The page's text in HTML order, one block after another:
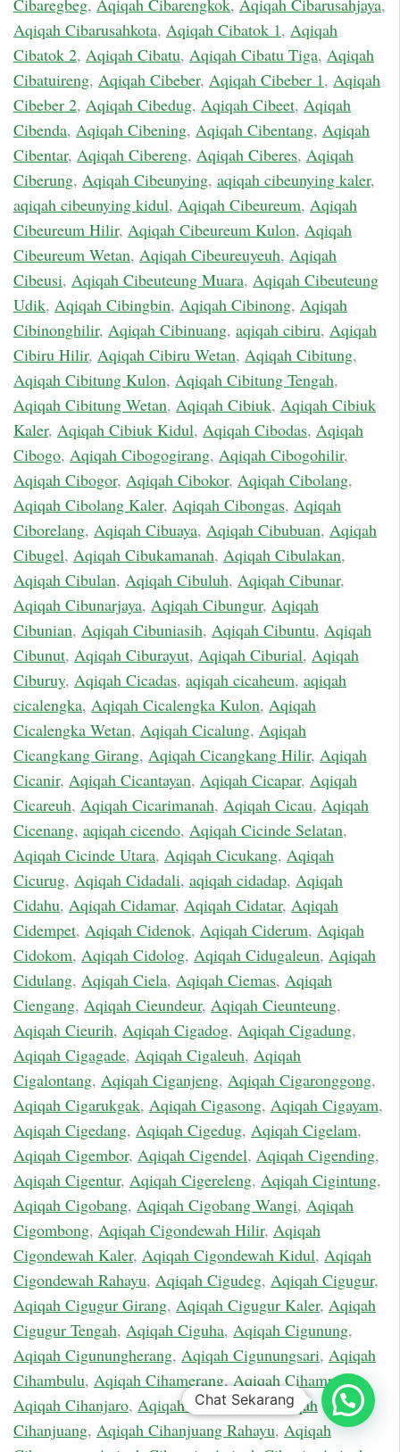
Cibaregbeg, Aqiqah Cibarengkok, Aqiqah Cibarusahjaya,
Aqiqah Cibarusahkota, Aqiqah Cibatok 1, Aqiqah
Cibatok 2, Aqiqah Cibatu, Aqiqah Cibatu Tiga, Aqiqah
Cibatuireng, Aqiqah Cibeber, Aqiqah Cibeber 1, Aqiqah
Cibeber 2, Aqiqah Cibedug, Aqiqah Cibeet, Aqiqah
Cibenda, Aqiqah Cibening, Aqiqah Cibentang, Aqiqah
Cibentar, Aqiqah Cibereng, Aqiqah Ciberes, Aqiqah
Ciberung, Aqiqah Cibeunying, aqiqah cibeunying kaler,
aqiqah cibeunying kidul, Aqiqah Cibeureum, Aqiqah
Cibeureum Hilir, Aqiqah Cibeureum Kulon, Aqiqah
Cibeureum Wetan, Aqiqah Cibeureuyeuh, Aqiqah
Cibeusi, Aqiqah Cibeuteung Muara, Aqiqah Cibeuteung
Udik, Aqiqah Cibingbin, Aqiqah Cibinong, Aqiqah
Cibinonghilir, Aqiqah Cibinuang, aqiqah cibiru, Aqiqah
Cibiru Hilir, Aqiqah Cibiru Wetan, Aqiqah Cibitung,
Aqiqah Cibitung Kulon, Aqiqah Cibitung Tengah,
Aqiqah Cibitung Wetan, Aqiqah Cibiuk, Aqiqah Cibiuk
Kaler, Aqiqah Cibiuk Kidul, Aqiqah Cibodas, Aqiqah
Cibogo, Aqiqah Cibogogirang, Aqiqah Cibogohilir,
Aqiqah Cibogor, Aqiqah Cibokor, Aqiqah Cibolang,
Aqiqah Cibolang Kaler, Aqiqah Cibongas, Aqiqah
Ciborelang, Aqiqah Cibuaya, Aqiqah Cibubuan, Aqiqah
Cibugel, Aqiqah Cibukamanah, Aqiqah Cibulakan,
Aqiqah Cibulan, Aqiqah Cibuluh, Aqiqah Cibunar,
Aqiqah Cibunarjaya, Aqiqah Cibungur, Aqiqah
Cibunian, Aqiqah Cibuniasih, Aqiqah Cibuntu, Aqiqah
Cibunut, Aqiqah Ciburayut, Aqiqah Ciburial, Aqiqah
Ciburuy, Aqiqah Cicadas, aqiqah cicaheum, aqiqah
cicalengka, Aqiqah Cicalengka Kulon, Aqiqah
Cicalengka Wetan, Aqiqah Cicalung, Aqiqah
Cicangkang Girang, Aqiqah Cicangkang Hilir, Aqiqah
Cicanir, Aqiqah Cicantayan, Aqiqah Cicapar, Aqiqah
Cicareuh, Aqiqah Cicarimanah, Aqiqah Cicau, Aqiqah
Cicenang, aqiqah cicendo, Aqiqah Cicinde Selatan,
Aqiqah Cicinde Utara, Aqiqah Cicukang, Aqiqah
Cicurug, Aqiqah Cidadali, aqiqah cidadap, Aqiqah
Cidahu, Aqiqah Cidamar, Aqiqah Cidatar, Aqiqah
Cidempet, Aqiqah Cidenok, Aqiqah Ciderum, Aqiqah
Cidokom, Aqiqah Cidolog, Aqiqah Cidugaleun, Aqiqah
Cidulang, Aqiqah Ciela, Aqiqah Ciemas, Aqiqah
Ciengang, Aqiqah Cieundeur, Aqiqah Cieunteung,
Aqiqah Cieurih, Aqiqah Cigadog, Aqiqah Cigadung,
Aqiqah Cigagade, Aqiqah Cigaleuh, Aqiqah
Cigalontang, Aqiqah Ciganjeng, Aqiqah Cigaronggong,
Aqiqah Cigarukgak, Aqiqah Cigasong, Aqiqah Cigayam,
Aqiqah Cigedang, Aqiqah Cigedug, Aqiqah Cigelam,
Aqiqah Cigembor, Aqiqah Cigendel, Aqiqah Cigending,
Aqiqah Cigentur, Aqiqah Cigereleng, Aqiqah Cigintung,
Aqiqah Cigobang, Aqiqah Cigobang Wangi, Aqiqah
Cigombong, Aqiqah Cigondewah Hilir, Aqiqah
Cigondewah Kaler, Aqiqah Cigondewah Kidul, Aqiqah
Cigondewah Rahayu, Aqiqah Cigudeg, Aqiqah Cigugur,
Aqiqah Cigugur Girang, Aqiqah Cigugur Kaler, Aqiqah
Cigugur Tengah, Aqiqah Ciguha, Aqiqah Cigunung,
Aqiqah Cigunungherang, Aqiqah Cigunungsari, Aqiqah
Cihambulu, Aqiqah Cihamerang,Aqiqah Cihampelas,
Aqiqah Cihanjaro, Aqiqah Cihanjawar,Aqiqah
Cihanjuang, Aqiqah Cihanjuang Rahayu, Aqiqah
Chat Sekarang